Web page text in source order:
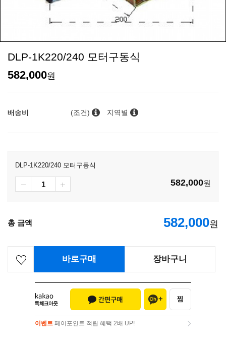
DLP-1K220/240 모터구동식
582,000원
배송비 (조건) 지역별
DLP-1K220/240 모터구동식
582,000원
총 금액 582,000원
바로구매 장바구니
이벤트 페이포인트 적립 혜택 2배 UP!